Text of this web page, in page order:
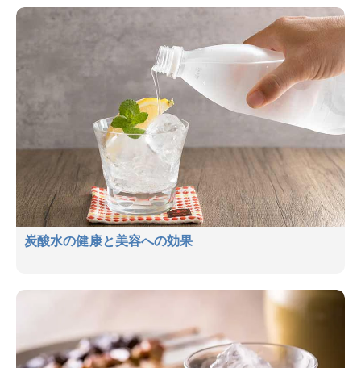
炭酸水の健康と美容への効果